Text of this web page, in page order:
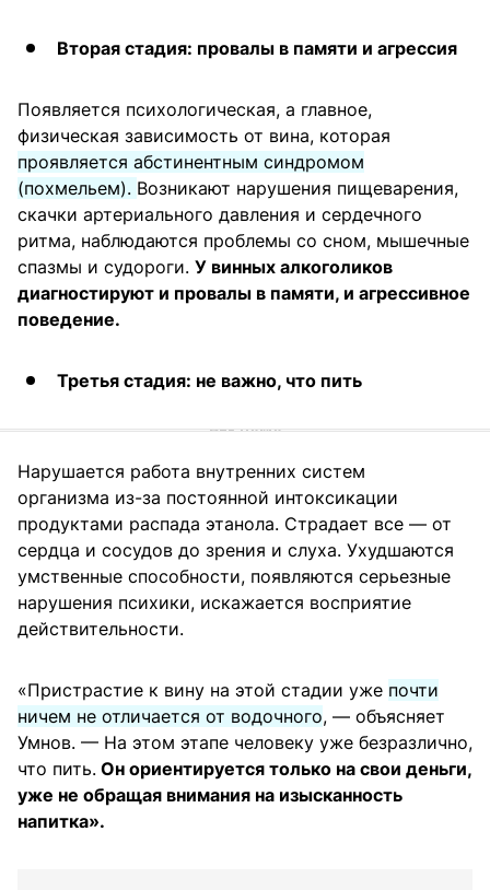
Вторая стадия: провалы в памяти и агрессия
Появляется психологическая, а главное,
физическая зависимость от вина, которая
проявляется абстинентным синдромом
(похмельем). Возникают нарушения пищеварения,
скачки артериального давления и сердечного
ритма, наблюдаются проблемы со сном, мышечные
спазмы и судороги. У винных алкоголиков
диагностируют и провалы в памяти, и агрессивное
поведение.
Третья стадия: не важно, что пить
Нарушается работа внутренних систем
организма из-за постоянной интоксикации
продуктами распада этанола. Страдает все — от
сердца и сосудов до зрения и слуха. Ухудшаются
умственные способности, появляются серьезные
нарушения психики, искажается восприятие
действительности.
«Пристрастие к вину на этой стадии уже почти
ничем не отличается от водочного, — объясняет
Умнов. — На этом этапе человеку уже безразлично,
что пить. Он ориентируется только на свои деньги,
уже не обращая внимания на изысканность
напитка».